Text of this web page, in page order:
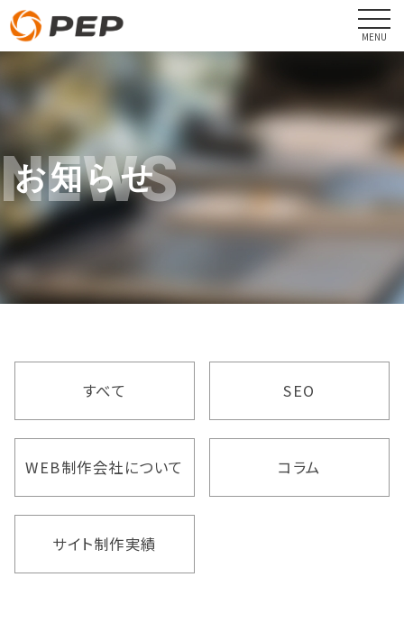
NEWS
お知らせ
すべて SEO
WEB制作会社について コラム
サイト制作実績